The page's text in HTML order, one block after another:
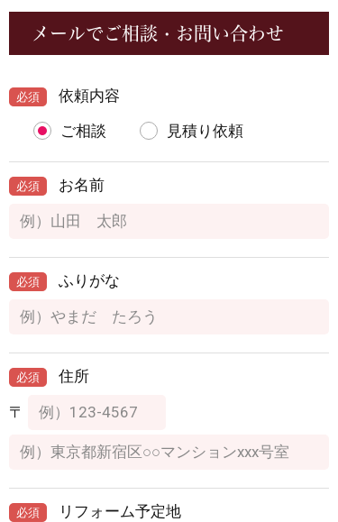
メールでご相談・お問い合わせ
必須
依頼内容
ご相談
見積り依頼
必須 お名前
必須 ふりがな
必須
住所
〒
必須
リフォーム予定地